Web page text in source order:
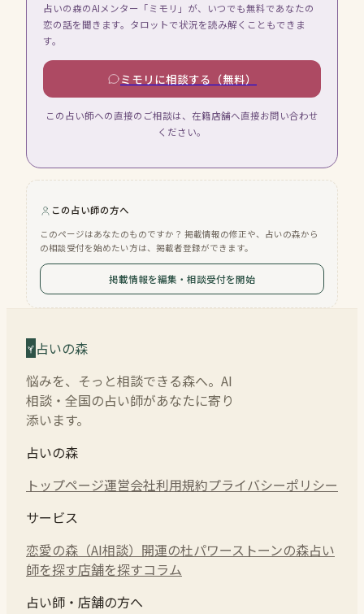
占いの森のAIメンター「ミモリ」が、いつでも無料であなたの
恋の話を聞きます。タロットで状況を読み解くこともできま
す。
ミモリに相談する（無料）
この占い師への直接のご相談は、在籍店舗へ直接お問い合わせ
ください。
この占い師の方へ
このページはあなたのものですか？ 掲載情報の修正や、占いの森から
の相談受付を始めたい方は、掲載者登録ができます。
掲載情報を編集・相談受付を開始
占いの森
悩みを、そっと相談できる森へ。AI
相談・全国の占い師があなたに寄り
添います。
占いの森
トップページ運営会社利用規約プライバシーポリシー
サービス
恋愛の森（AI相談） 開運の杜パワーストーンの森占い
師を探す店舗を探すコラム
占い師・店舗の方へ